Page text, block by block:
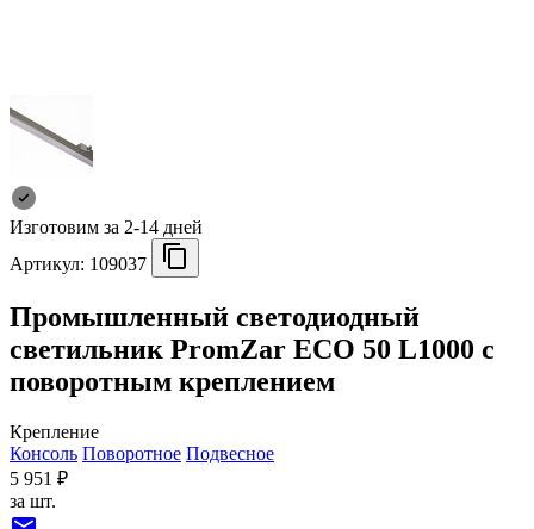
Изготовим за 2-14 дней
Артикул: 109037
Промышленный светодиодный
светильник PromZar ECO 50 L1000 с
поворотным креплением
Крепление
Консоль Поворотное Подвесное
5 951 ₽
за шт.